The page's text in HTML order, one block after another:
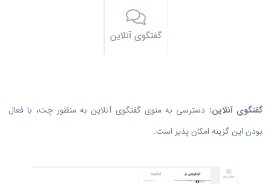
گفتگوی آنلاین: دسترسی به منوی گفتگوی آنلاین به منظور چت، با فعال
بودن این گزینه امکان پذیر است.